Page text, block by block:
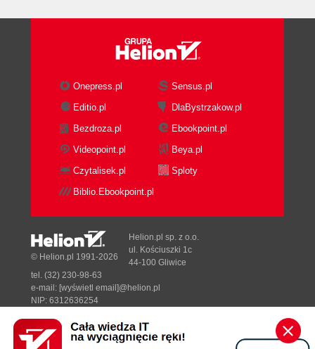
Onepress.pl
Sensus.pl
Editio.pl
DlaBystrzakow.pl
Bezdroza.pl
Ebookpoint.pl
Videopoint.pl
Beya.pl
Czytalisek.pl
Sploty
Biblio.Ebookpoint.pl
Designed with ♥ byTonik.pl
© Helion.pl 1991-2026
Helion.pl sp. z o.o.
ul. Kościuszki 1c
44-100 Gliwice
tel. (32) 230-98-63
e-mail: [wyświetl email]@helion.pl
NIP: 6312636254